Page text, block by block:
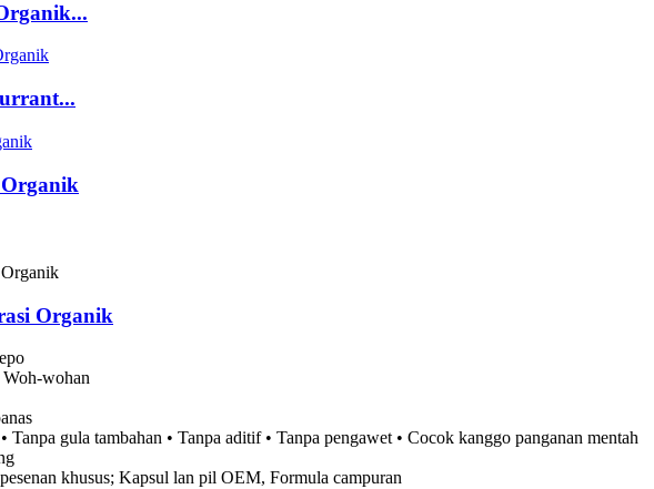
Organik
wohan
Tanpa gula tambahan • Tanpa aditif • Tanpa pengawet • Cocok kanggo panganan mentah
khusus; Kapsul lan pil OEM, Formula campuran